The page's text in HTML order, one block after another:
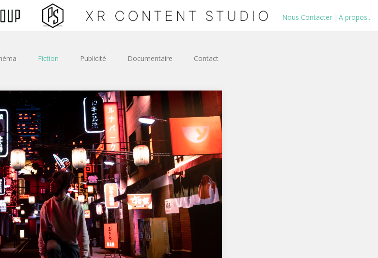
Nous Contacter | A propos...
Fiction Publicité Documentaire Contact